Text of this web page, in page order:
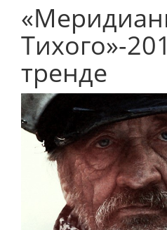
Тихого»-
тренде